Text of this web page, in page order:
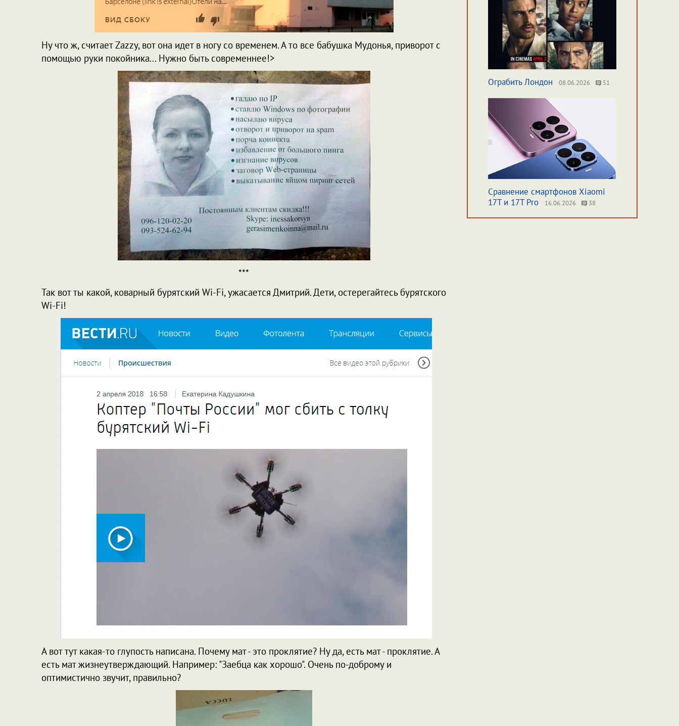
Ну что ж, считает Zazzy, вот она идет в ногу со временем. А то все бабушка Мудонья, приворот с
помощью руки покойника... Нужно быть современнее!>
***
Так вот ты какой, коварный бурятский Wi-Fi, ужасается Дмитрий. Дети, остерегайтесь бурятского
Wi-Fi!
А вот тут какая-то глупость написана. Почему мат - это проклятие? Ну да, есть мат - проклятие. А
есть мат жизнеутверждающий. Например: "Заебца как хорошо". Очень по-доброму и
оптимистично звучит, правильно?
Ограбить Лондон 08.06.2026 51
Сравнение смартфонов Xiaomi
17T и 17T Pro
16.06.2026 38